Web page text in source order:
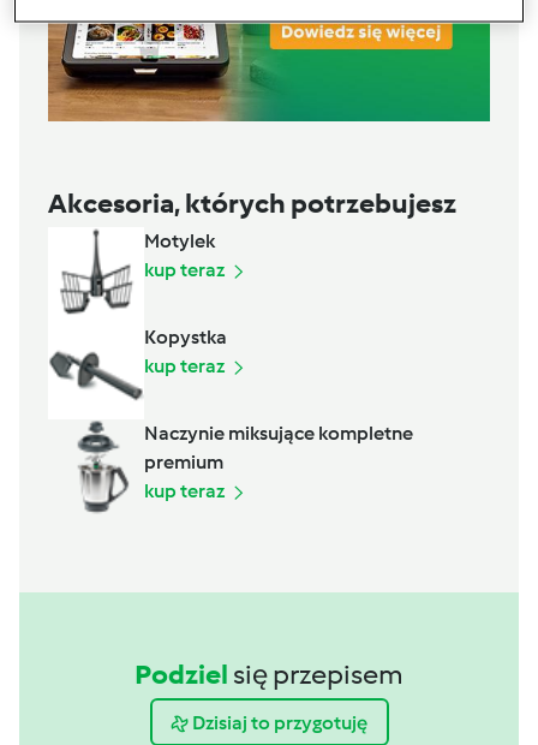
Akcesoria, których potrzebujesz
Motylek
kup teraz
Kopystka
kup teraz
Naczynie miksujące kompletne
premium
kup teraz
Podziel się przepisem
Dzisiaj to przygotuję